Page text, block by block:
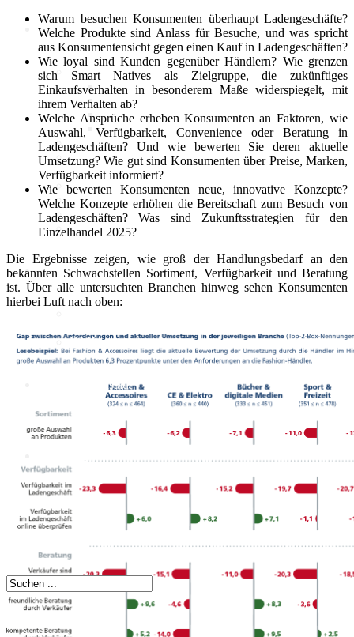
Digitales 1x1
IT-Sicherheit
Cyber-Sicherheit im Handel
Tipps und Infomaterial
Allianz für Cyber-Sicherheit
IT-Grundschutzprofil
E-Commerce
Digitalisierung am Point of
Sale
Social Media
Unternehmenswebseite
Mobile
Best-Practices ZukunftHandel
KI
KI-Kompetenzen
Digitale Innenstadt
Warum besuchen Konsumenten überhaupt Ladengeschäfte?
Welche Produkte sind Anlass für Besuche, und was spricht
aus Konsumentensicht gegen einen Kauf in Ladengeschäften?
Wie loyal sind Kunden gegenüber Händlern? Wie grenzen
sich Smart Natives als Zielgruppe, die zukünftiges
Einkaufsverhalten in besonderem Maße widerspiegelt, mit
ihrem Verhalten ab?
Welche Ansprüche erheben Konsumenten an Faktoren, wie
Auswahl, Verfügbarkeit, Convenience oder Beratung in
Ladengeschäften? Und wie bewerten Sie deren aktuelle
Umsetzung? Wie gut sind Konsumenten über Preise, Marken,
Verfügbarkeit informiert?
Wie bewerten Konsumenten neue, innovative Konzepte?
Welche Konzepte erhöhen die Bereitschaft zum Besuch von
Ladengeschäften? Was sind Zukunftsstrategien für den
Einzelhandel 2025?
Die Ergebnisse zeigen, wie groß der Handlungsbedarf an den
bekannten Schwachstellen Sortiment, Verfügbarkeit und Beratung
ist. Über alle untersuchten Branchen hinweg sehen Konsumenten
hierbei Luft nach oben: